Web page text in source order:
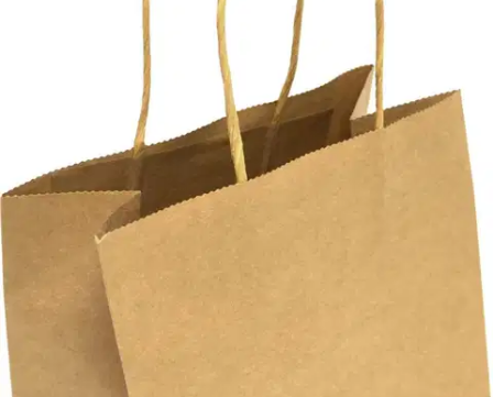
Tarkista myymäläsaatavuus
Tuotekuvaus
Lahjakassin koko 21cm x 11cm x 17cm. Pohjassa kartonkivahvike.
Ominaisuudet